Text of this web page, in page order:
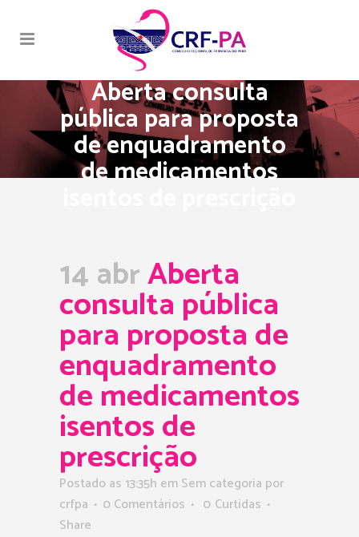
Aberta consulta
pública para proposta
de enquadramento
de medicamentos
14 abrAberta
consulta pública
para proposta de
enquadramento
de medicamentos
isentos de
prescrição
Postado as 13:35h em Sem categoria por
crfpa
0 Comentários 0 Curtidas
Share